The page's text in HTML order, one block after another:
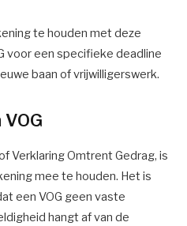
te houden met deze
voor een specifieke deadline
baan of vrijwilligerswerk.
Verklaring Omtrent Gedrag, is
mee te houden. Het is
een VOG geen vaste
hangt af van de